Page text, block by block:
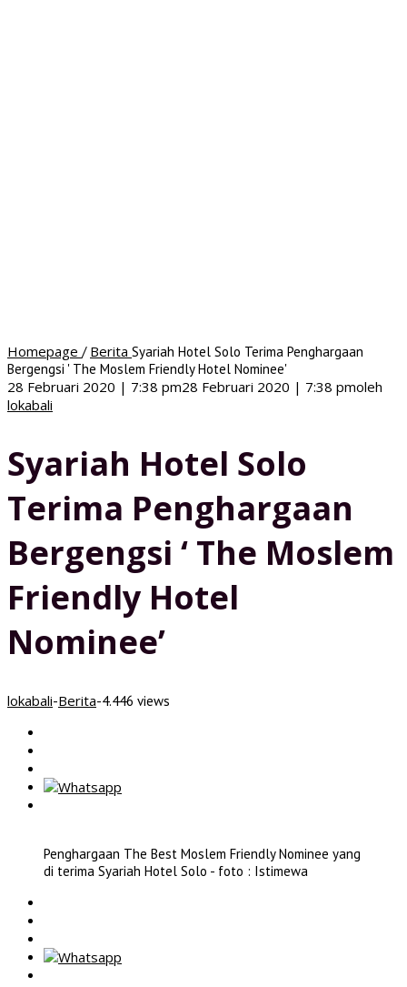
Homepage / Berita Syariah Hotel Solo Terima Penghargaan
Bergengsi ' The Moslem Friendly Hotel Nominee'
28 Februari 2020 | 7:38 pm28 Februari 2020 | 7:38 pmoleh
lokabali
Syariah Hotel Solo
Terima Penghargaan
Bergengsi ‘ The Moslem
Friendly Hotel
Nominee’
lokabali-Berita-4.446 views
Penghargaan The Best Moslem Friendly Nominee yang
di terima Syariah Hotel Solo - foto : Istimewa